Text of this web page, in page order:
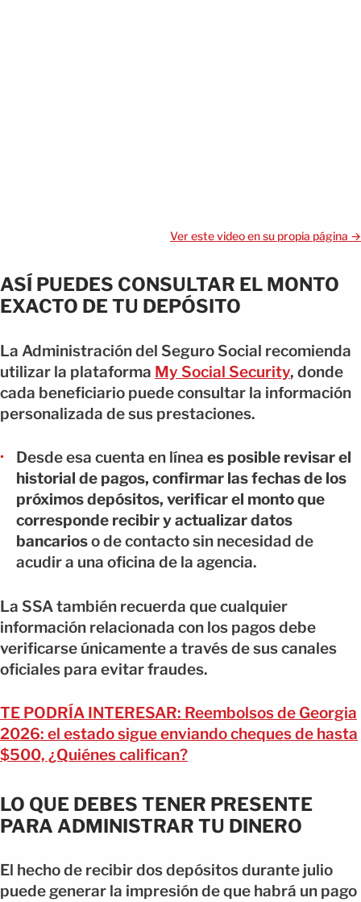
Ver este video en su propia página →
ASÍ PUEDES CONSULTAR EL MONTO
EXACTO DE TU DEPÓSITO
La Administración del Seguro Social recomienda
utilizar la plataforma My Social Security, donde
cada beneficiario puede consultar la información
personalizada de sus prestaciones.
Desde esa cuenta en línea es posible revisar el
historial de pagos, confirmar las fechas de los
próximos depósitos, verificar el monto que
corresponde recibir y actualizar datos
bancarioso de contacto sin necesidad de
acudir a una oficina de la agencia.
La SSA también recuerda que cualquier
información relacionada con los pagos debe
verificarse únicamente a través de sus canales
oficiales para evitar fraudes.
TE PODRÍA INTERESAR: Reembolsos de Georgia
2026: el estado sigue enviando cheques de hasta
$500, ¿Quiénes califican?
LO QUE DEBES TENER PRESENTE
PARA ADMINISTRAR TU DINERO
El hecho de recibir dos depósitos durante julio
puede generar la impresión de que habrá un pago